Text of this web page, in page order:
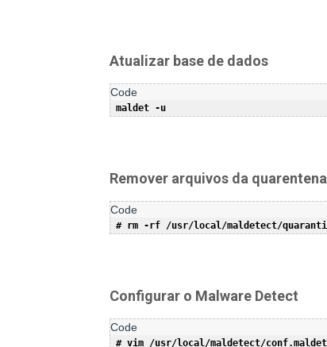
Atualizar base de dados
Remover arquivos da quarentena
Configurar o Malware Detect